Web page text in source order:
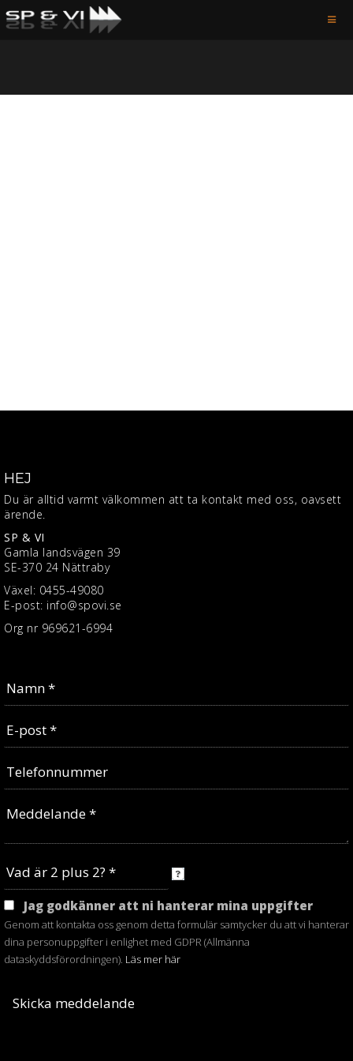
HEJ
Du är alltid varmt välkommen att ta kontakt med oss, oavsett
ärende.
SP & VI
Gamla landsvägen 39
SE-370 24 Nättraby
Växel: 0455-49080
E-post: info@spovi.se
Org nr 969621-6994
Jag godkänner att ni hanterar mina uppgifter
Genom att kontakta oss genom detta formulär samtycker du att vi hanterar
dina personuppgifter i enlighet med GDPR (Allmänna
dataskyddsförordningen). Läs mer här